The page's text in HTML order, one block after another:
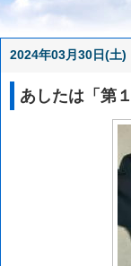
2024年03月30日(土)
あしたは「第